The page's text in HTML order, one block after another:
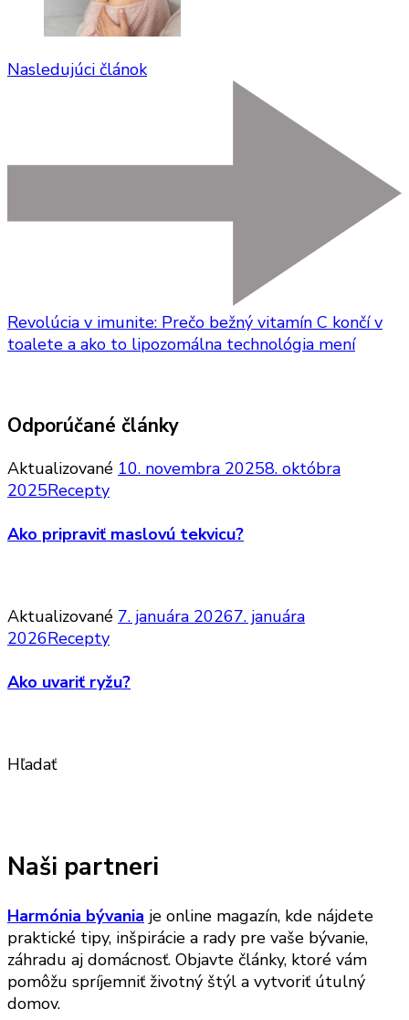
Nasledujúci článok
Revolúcia v imunite: Prečo bežný vitamín C končí v
toalete a ako to lipozomálna technológia mení
Odporúčané články
Aktualizované 10. novembra 20258. októbra
2025Recepty
Ako pripraviť maslovú tekvicu?
Aktualizované 7. januára 20267. januára
2026Recepty
Ako uvariť ryžu?
Hľadať
Naši partneri
Harmónia bývania je online magazín, kde nájdete
praktické tipy, inšpirácie a rady pre vaše bývanie,
záhradu aj domácnosť. Objavte články, ktoré vám
pomôžu spríjemniť životný štýl a vytvoriť útulný
domov.